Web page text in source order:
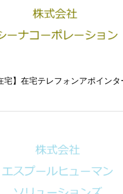
宅】在宅テレフォンアポインタ